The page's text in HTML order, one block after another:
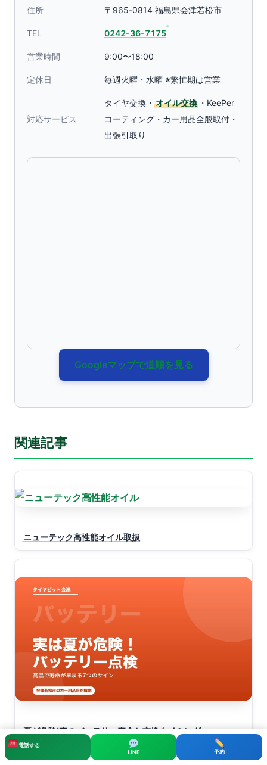
住所 〒965-0814 福島県会津若松市
TEL 0242-36-7175
営業時間 9:00〜18:00
定休日 毎週火曜・水曜 ※繁忙期は営業
対応サービス
タイヤ交換・ オイル交換 ・KeePer
コーティング・カー用品全般取付・
出張引取り
Googleマップで道順を見る
関連記事
ニューテック高性能オイル取扱
夏が危険!車のバッテリー寿命と交換タイミング
電話する
LINE
予約